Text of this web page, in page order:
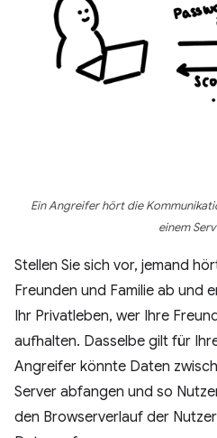
Ein Angreifer hört die
einem
Stellen Sie sich vor, jemand
Freunden und Familie ab und
Ihr Privatleben, wer Ihre
aufhalten. Dasselbe gilt für
Angreifer könnte Daten
Server abfangen und so
den Browserverlauf der